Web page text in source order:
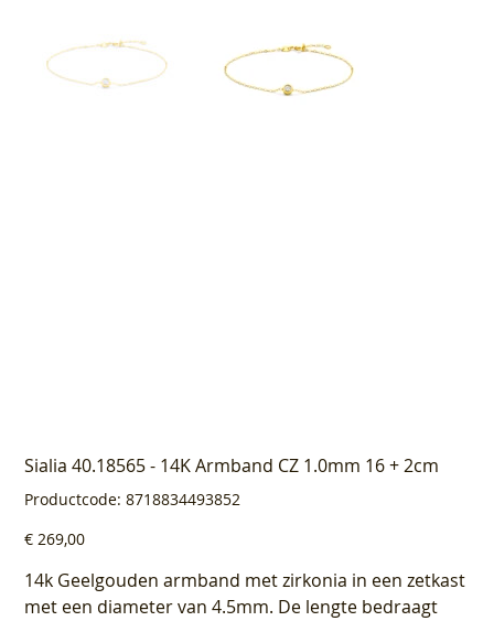
Sialia 40.18565 - 14K Armband CZ 1.0mm 16 + 2cm
Productcode: Productcode
8718834493852
8718834493852
Prijs
€ 269,00
14k Geelgouden armband met zirkonia in een zetkast
met een diameter van 4.5mm. De lengte bedraagt